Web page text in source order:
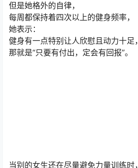
但是她格外的自律，
每周都保持着四次以上的健身频率，
她表示：
健身有一点特别让人欣慰且动力十足，
那就是“只要有付出，定会有回报”。
当别的女生还在尽量避免力量训练时，